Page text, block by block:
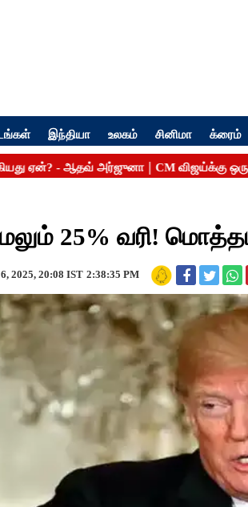
இந்தியா உலகம் சினிமா க்ரைம்
25% வரி!
2025, 20:08 IST 2:38:35 PM